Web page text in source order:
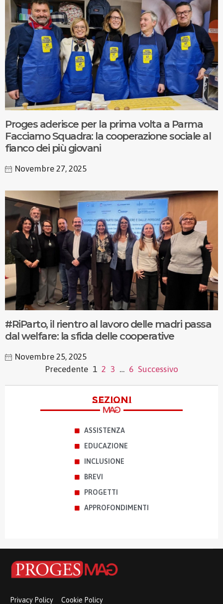
Proges aderisce per la prima volta a Parma
Facciamo Squadra: la cooperazione sociale al
fianco dei più giovani
Novembre 27, 2025
#RiParto, il rientro al lavoro delle madri passa
dal welfare: la sfida delle cooperative
Novembre 25, 2025
Precedente 1 2 3 … 6 Successivo
sezioni
ASSISTENZA
EDUCAZIONE
INCLUSIONE
BREVI
PROGETTI
APPROFONDIMENTI
Privacy Policy Cookie Policy